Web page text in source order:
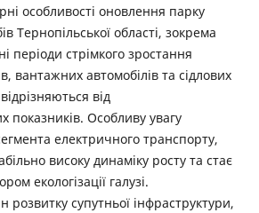
особливості оновлення парку
Тернопільської області, зокрема
періоди стрімкого зростання
вантажних автомобілів та сідлових
від
показників. Особливу увагу
електричного транспорту,
високу динаміку росту та стає
екологізації галузі.
розвитку супутньої інфраструктури,